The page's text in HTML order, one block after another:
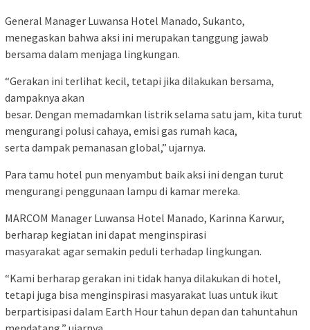
General Manager Luwansa Hotel Manado, Sukanto,
menegaskan bahwa aksi ini merupakan tanggung jawab
bersama dalam menjaga lingkungan.
“Gerakan ini terlihat kecil, tetapi jika dilakukan bersama,
dampaknya akan
besar. Dengan memadamkan listrik selama satu jam, kita turut
mengurangi polusi cahaya, emisi gas rumah kaca,
serta dampak pemanasan global,” ujarnya.
Para tamu hotel pun menyambut baik aksi ini dengan turut
mengurangi penggunaan lampu di kamar mereka.
MARCOM Manager Luwansa Hotel Manado, Karinna Karwur,
berharap kegiatan ini dapat menginspirasi
masyarakat agar semakin peduli terhadap lingkungan.
“Kami berharap gerakan ini tidak hanya dilakukan di hotel,
tetapi juga bisa menginspirasi masyarakat luas untuk ikut
berpartisipasi dalam Earth Hour tahun depan dan tahuntahun